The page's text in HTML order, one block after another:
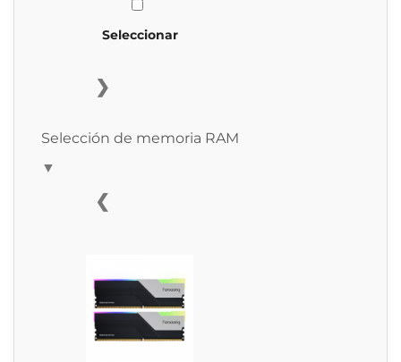
Seleccionar
❯
Selección de memoria RAM
▼
❮